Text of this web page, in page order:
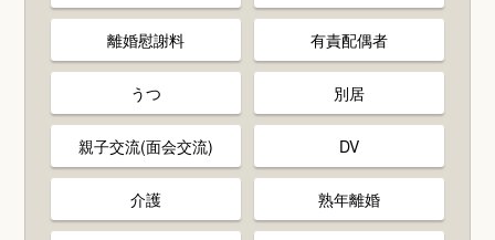
離婚慰謝料 有責配偶者
うつ 別居
親子交流(面会交流) DV
介護 熟年離婚